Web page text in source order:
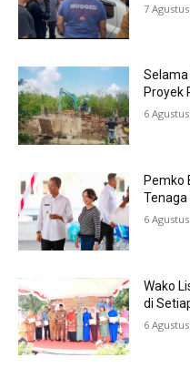
7
Selama
Proyek
6
Pemko
Tenaga
6
Wako
di
6